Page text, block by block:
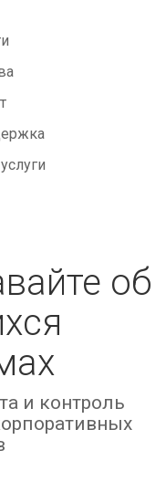
об
и контроль